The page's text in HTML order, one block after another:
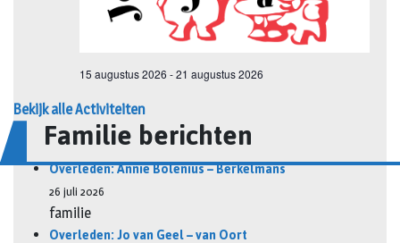
Bekijk alle Activiteiten
Familie berichten
Overleden: Annie Bolenius – Berkelmans
26 juli 2026
familie
Overleden: Jo van Geel – van Oort